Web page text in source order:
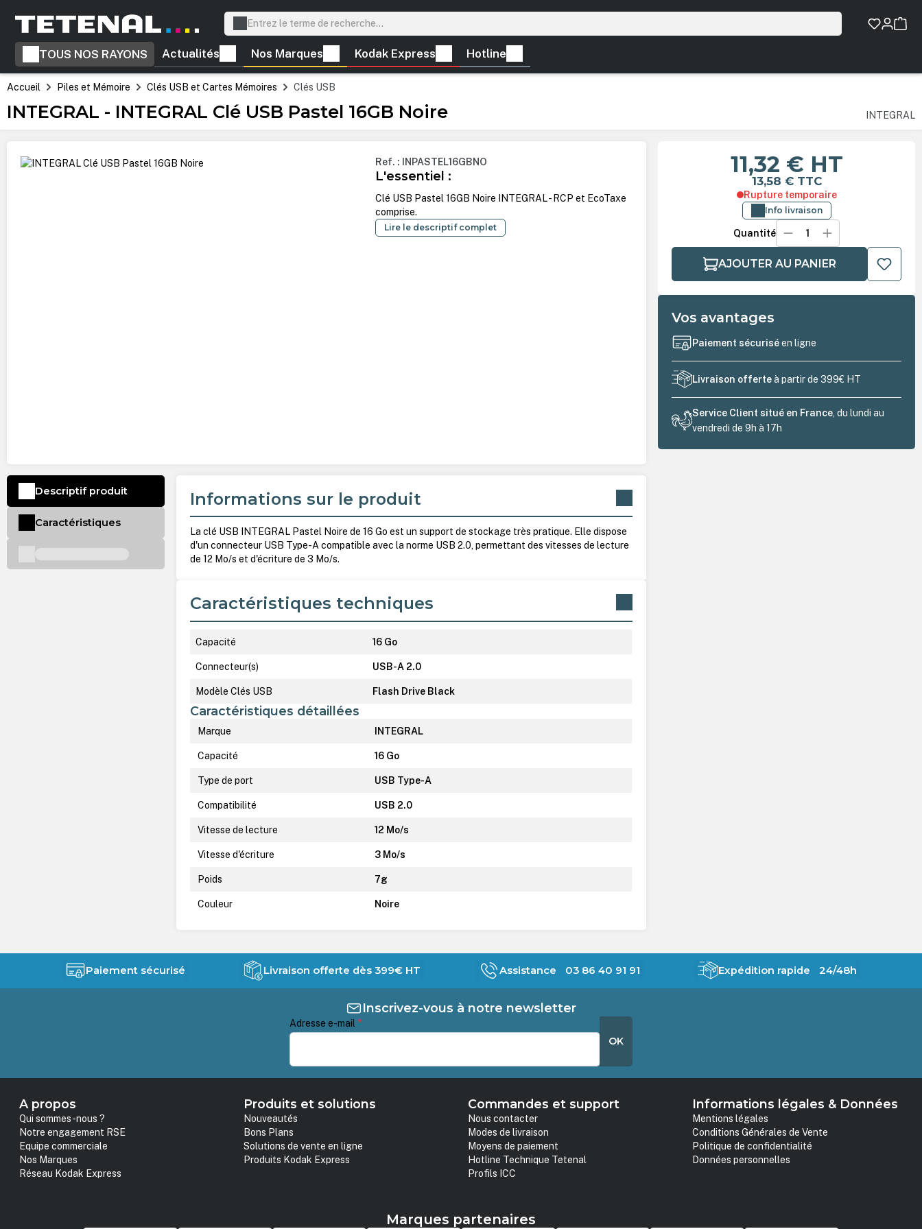
Passer à la navigation principale
TOUS NOS RAYONS Actualités Nos Marques Kodak Express Hotline
Accueil Piles et Mémoire Clés USB et Cartes Mémoires Clés USB
INTEGRAL - INTEGRAL Clé USB Pastel 16GB Noire INTEGRAL
Ignorer la galerie d'images Ref. : INPASTEL16GBNO
L'essentiel :
Clé USB Pastel 16GB Noire INTEGRAL - RCP et EcoTaxe
comprise.
Lire le descriptif complet
11,32 € HT
13,58 € TTC
Rupture temporaire
Info livraison
Quantité
AJOUTER AU PANIER
Vos avantages
Paiement sécuriséen ligne
Livraison offerteà partir de 399€ HT
Service Client situé en France , du lundi au
vendredi de 9h à 17h
Informations sur le produit
La clé USB INTEGRAL Pastel Noire de 16 Go est un support de stockage très pratique. Elle dispose
d'un connecteur USB Type-A compatible avec la norme USB 2.0, permettant des vitesses de lecture
de 12 Mo/s et d'écriture de 3 Mo/s.
Caractéristiques techniques
Capacité 16 Go
Connecteur(s) USB-A 2.0
Modèle Clés USB Flash Drive Black
Caractéristiques détaillées
Marque INTEGRAL
Capacité 16 Go
Type de port USB Type-A
Compatibilité USB 2.0
Vitesse de lecture 12 Mo/s
Vitesse d'écriture 3 Mo/s
Poids 7g
Couleur Noire
Descriptif produit
Caractéristiques
Paiement sécurisé Livraison offerte dès 399€ HT Assistance 03 86 40 91 91 Expédition rapide 24/48h
Inscrivez-vous à notre newsletter
Adresse e-mail *
OK
A propos
Qui sommes-nous ?
Notre engagement RSE
Equipe commerciale
Nos Marques
Réseau Kodak Express
Produits et solutions
Nouveautés
Bons Plans
Solutions de vente en ligne
Produits Kodak Express
Commandes et support
Nous contacter
Modes de livraison
Moyens de paiement
Hotline Technique Tetenal
Profils ICC
Informations légales & Données
Mentions légales
Conditions Générales de Vente
Politique de confidentialité
Données personnelles
Marques partenaires